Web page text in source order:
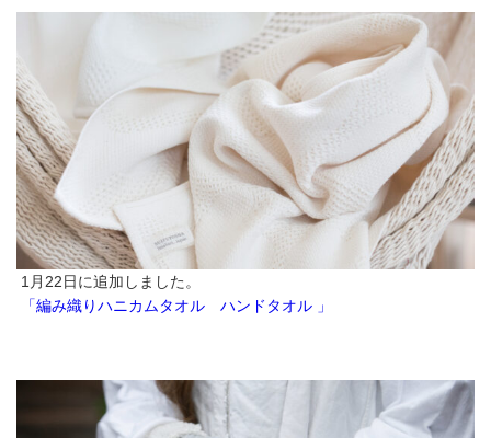
1月22日に追加しました。
「編み織りハニカムタオル ハンドタオル 」